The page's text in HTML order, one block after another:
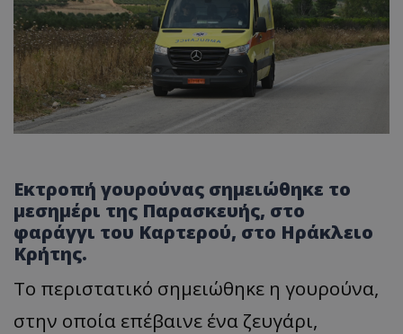
Εκτροπή γουρούνας σημειώθηκε το
μεσημέρι της Παρασκευής, στο
φαράγγι του Καρτερού, στο Ηράκλειο
Κρήτης.
Το περιστατικό σημειώθηκε η γουρούνα,
στην οποία επέβαινε ένα ζευγάρι,